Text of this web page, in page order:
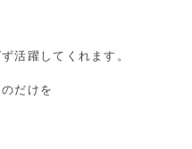
活躍してくれます。
だけを